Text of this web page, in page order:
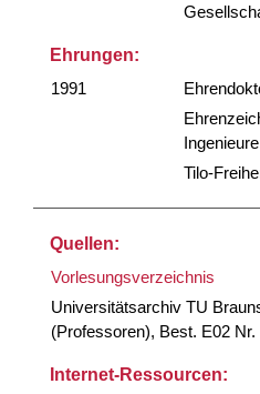
Ehrungen:
1991
Ingenieure
Tilo-
Quellen:
Vorlesungsverzeichnis
Universitätsarchiv TU
(Professoren), Best. E02 Nr.
Internet-Ressourcen: